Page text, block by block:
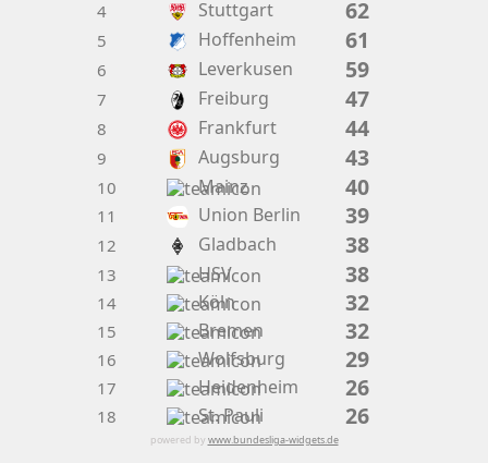
4 Stuttgart 62
5 Hoffenheim 61
6 Leverkusen 59
7 Freiburg 47
8 Frankfurt 44
9 Augsburg 43
10 Mainz 40
11 Union Berlin 39
12 Gladbach 38
13 HSV 38
14 Köln 32
15 Bremen 32
16 Wolfsburg 29
17 Heidenheim 26
18 St. Pauli 26
powered by www.bundesliga-widgets.de